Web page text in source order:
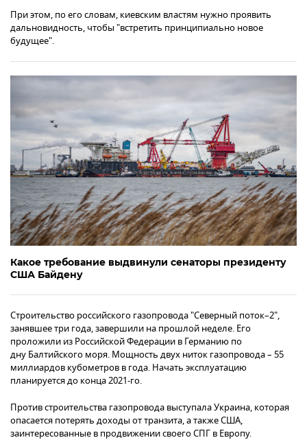
При этом, по его словам, киевским властям нужно проявить
дальновидность, чтобы "встретить принципиально новое
будущее".
Какое требование выдвинули сенаторы президенту
США Байдену
Строительство российского газопровода "Северный поток–2",
занявшее три года, завершили на прошлой неделе. Его
проложили из Российской Федерации в Германию по
дну Балтийского моря. Мощность двух ниток газопровода – 55
миллиардов кубометров в года. Начать эксплуатацию
планируется до конца 2021-го.
Против строительства газопровода выступала Украина, которая
опасается потерять доходы от транзита, а также США,
заинтересованные в продвижении своего СПГ в Европу.